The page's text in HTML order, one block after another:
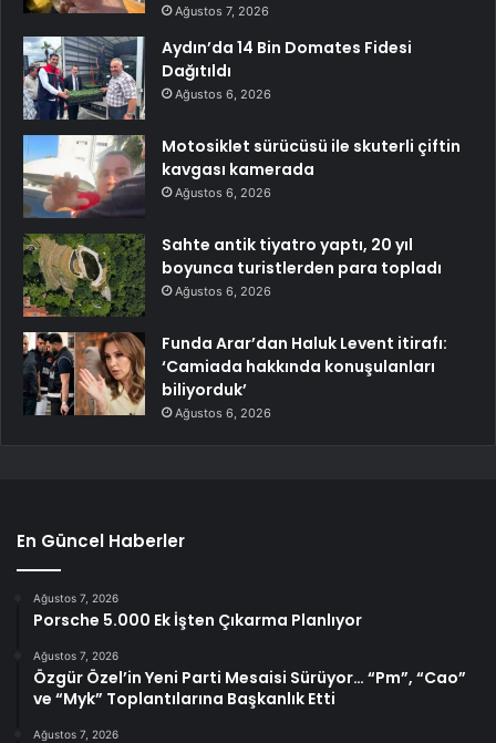
Ağustos 7, 2026
Aydın’da 14 Bin Domates Fidesi
Dağıtıldı
Ağustos 6, 2026
Motosiklet sürücüsü ile skuterli çiftin
kavgası kamerada
Ağustos 6, 2026
Sahte antik tiyatro yaptı, 20 yıl
boyunca turistlerden para topladı
Ağustos 6, 2026
Funda Arar’dan Haluk Levent itirafı:
‘Camiada hakkında konuşulanları
biliyorduk’
Ağustos 6, 2026
En Güncel Haberler
Ağustos 7, 2026
Porsche 5.000 Ek İşten Çıkarma Planlıyor
Ağustos 7, 2026
Özgür Özel’in Yeni Parti Mesaisi Sürüyor… “Pm”, “Cao”
ve “Myk” Toplantılarına Başkanlık Etti
Ağustos 7, 2026